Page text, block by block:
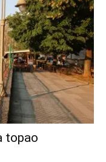
topao